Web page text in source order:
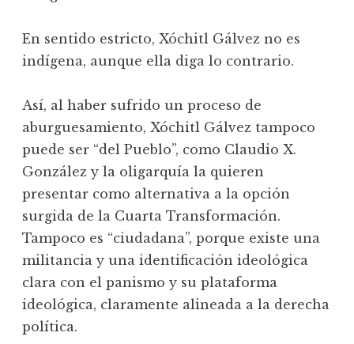
En sentido estricto, Xóchitl Gálvez no es
indígena, aunque ella diga lo contrario.
Así, al haber sufrido un proceso de
aburguesamiento, Xóchitl Gálvez tampoco
puede ser “del Pueblo”, como Claudio X.
González y la oligarquía la quieren
presentar como alternativa a la opción
surgida de la Cuarta Transformación.
Tampoco es “ciudadana”, porque existe una
militancia y una identificación ideológica
clara con el panismo y su plataforma
ideológica, claramente alineada a la derecha
política.